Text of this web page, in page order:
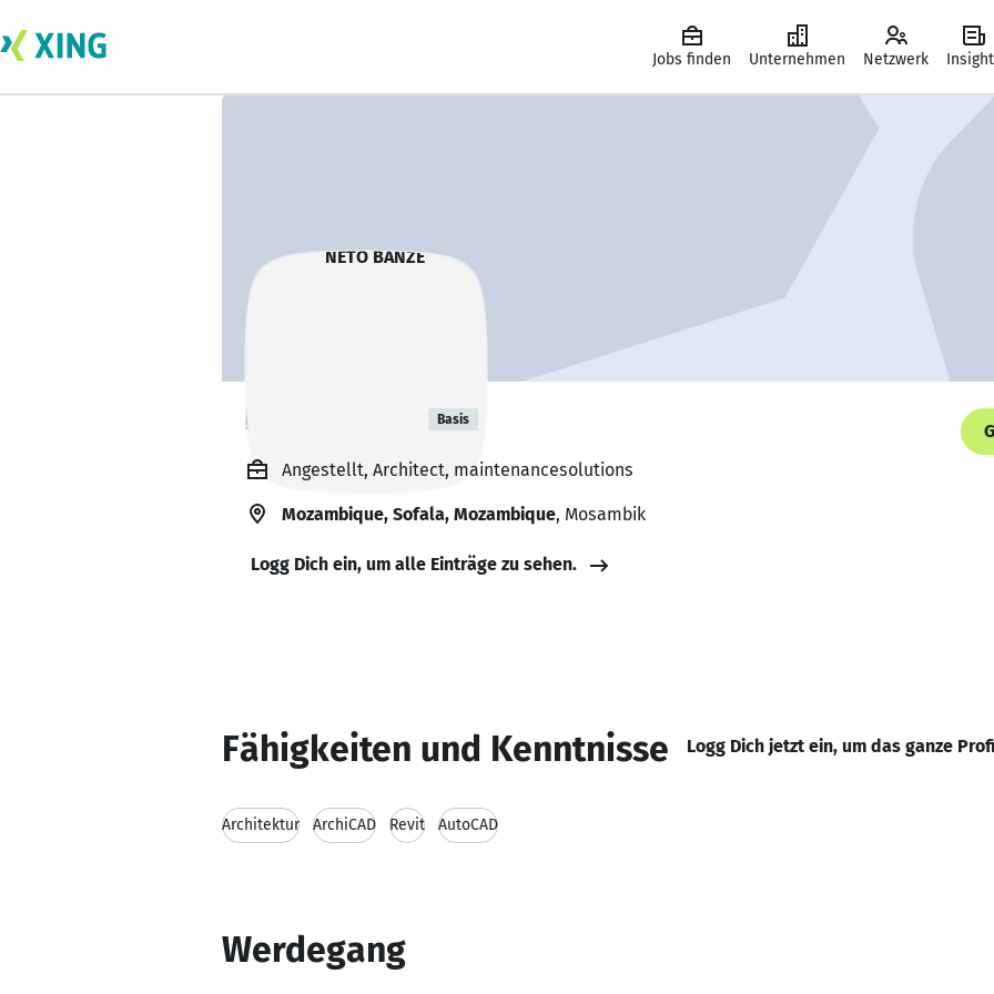
Jobs finden Unternehmen Netzwerk
NETO BANZE Basis
Angestellt, Architect, maintenancesolutions
Mozambique, Sofala, Mozambique, Mosambik
Logg Dich ein, um alle Einträge zu sehen.
Fähigkeiten und Kenntnisse Logg Dich jetzt ein, um das ganze
Architektur ArchiCAD Revit AutoCAD
Werdegang